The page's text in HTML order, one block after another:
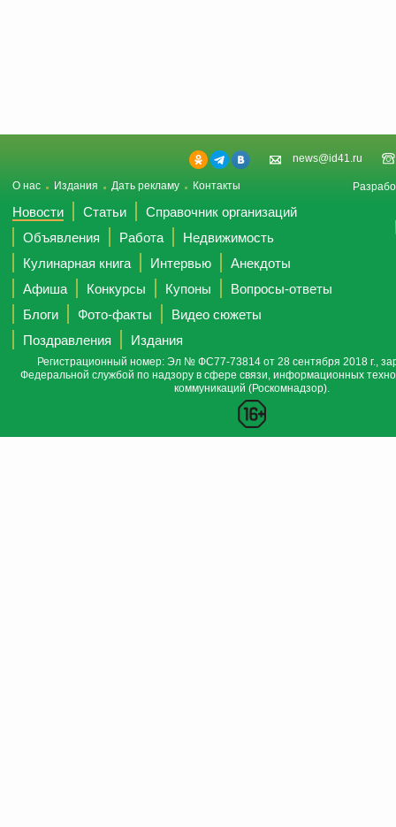
news@id41.ru
О нас Издания Дать рекламу Контакты
Новости Статьи
Справочник организаций
Объявления
Работа
Недвижимость
Кулинарная книга
Интервью
Анекдоты
Афиша
Конкурсы Купоны
Вопросы-ответы
Блоги
Фото-факты
Видео сюжеты
Поздравления
Издания
Регистрационный номер: Эл № ФС77-73814 от 28 сентября 2018 г.,
Федеральной службой по надзору в сфере связи, информационных
коммуникаций (Роскомнадзор).